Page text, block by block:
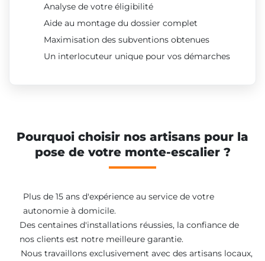
Analyse de votre éligibilité
Aide au montage du dossier complet
Maximisation des subventions obtenues
Un interlocuteur unique pour vos démarches
Pourquoi choisir nos artisans pour la
pose de votre monte-escalier ?
Plus de 15 ans d'expérience au service de votre
autonomie à domicile.
Des centaines d'installations réussies, la confiance de
nos clients est notre meilleure garantie.
Nous travaillons exclusivement avec des artisans locaux,